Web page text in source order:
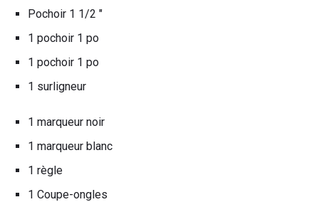
Pochoir 1 1/2 "
1 pochoir 1 po
1 pochoir 1 po
1 surligneur
1 marqueur noir
1 marqueur blanc
1 règle
1 Coupe-ongles